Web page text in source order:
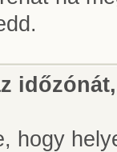
hogy